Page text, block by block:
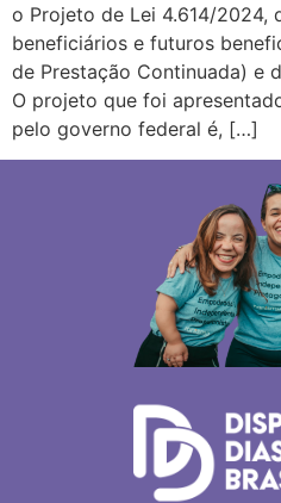
o Projeto de Lei 4.614/2024,
beneficiários e futuros
de Prestação Continuada) e
O projeto que foi
pelo governo federal é, […]